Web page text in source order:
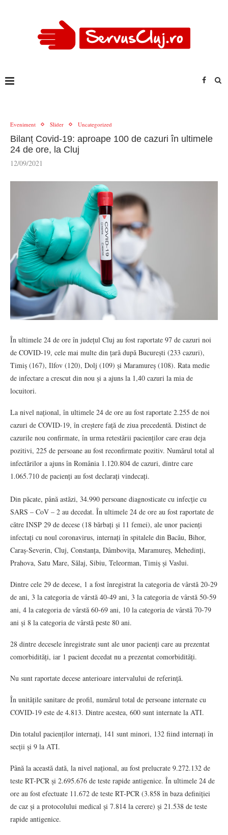
Eveniment Slider Uncategorized
Bilanț Covid-19: aproape 100 de cazuri în ultimele
24 de ore, la Cluj
12/09/2021
În ultimele 24 de ore în județul Cluj au fost raportate 97 de cazuri noi
de COVID-19, cele mai multe din țară după București (233 cazuri),
Timiș (167), Ilfov (120), Dolj (109) și Maramureș (108). Rata medie
de infectare a crescut din nou și a ajuns la 1,40 cazuri la mia de
locuitori.
La nivel național, în ultimele 24 de ore au fost raportate 2.255 de noi
cazuri de COVID-19, în creștere față de ziua precedentă. Distinct de
cazurile nou confirmate, în urma retestării pacienților care erau deja
pozitivi, 225 de persoane au fost reconfirmate pozitiv. Numărul total al
infectărilor a ajuns în România 1.120.804 de cazuri, dintre care
1.065.710 de pacienți au fost declarați vindecați.
Din păcate, până astăzi, 34.990 persoane diagnosticate cu infecție cu
SARS – CoV – 2 au decedat. În ultimele 24 de ore au fost raportate de
către INSP 29 de decese (18 bărbați și 11 femei), ale unor pacienți
infectați cu noul coronavirus, internați în spitalele din Bacău, Bihor,
Caraș-Severin, Cluj, Constanța, Dâmbovița, Maramureș, Mehedinți,
Prahova, Satu Mare, Sălaj, Sibiu, Teleorman, Timiș și Vaslui.
Dintre cele 29 de decese, 1 a fost înregistrat la categoria de vârstă 20-29
de ani, 3 la categoria de vârstă 40-49 ani, 3 la categoria de vârstă 50-59
ani, 4 la categoria de vârstă 60-69 ani, 10 la categoria de vârstă 70-79
ani și 8 la categoria de vârstă peste 80 ani.
28 dintre decesele înregistrate sunt ale unor pacienți care au prezentat
comorbidități, iar 1 pacient decedat nu a prezentat comorbidități.
Nu sunt raportate decese anterioare intervalului de referință.
În unitățile sanitare de profil, numărul total de persoane internate cu
COVID-19 este de 4.813. Dintre acestea, 600 sunt internate la ATI.
Din totalul pacienților internați, 141 sunt minori, 132 fiind internați în
secții și 9 la ATI.
Până la această dată, la nivel național, au fost prelucrate 9.272.132 de
teste RT-PCR și 2.695.676 de teste rapide antigenice. În ultimele 24 de
ore au fost efectuate 11.672 de teste RT-PCR (3.858 în baza definiției
de caz și a protocolului medical și 7.814 la cerere) și 21.538 de teste
rapide antigenice.